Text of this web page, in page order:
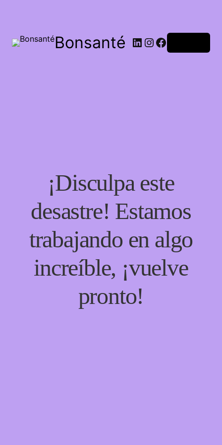
Bonsanté
¡Disculpa este
desastre! Estamos
trabajando en algo
increíble, ¡vuelve
pronto!